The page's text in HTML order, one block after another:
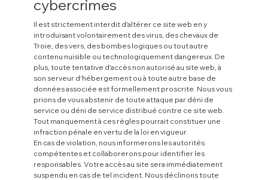
cybercrimes
Il est strictement interdit d'altérer ce site web en y
introduisant volontairement des virus, des chevaux de
Troie, des vers, des bombes logiques ou tout autre
contenu nuisible ou technologiquement dangereux. De
plus, toute tentative d'accès non autorisé au site web, à
son serveur d'hébergement ou à toute autre base de
données associée est formellement proscrite. Nous vous
prions de vous abstenir de toute attaque par déni de
service ou déni de service distribué contre ce site web.
Tout manquement à ces règles pourrait constituer une
infraction pénale en vertu de la loi en vigueur.
En cas de violation, nous informerons les autorités
compétentes et collaborerons pour identifier les
responsables. Votre accès au site sera immédiatement
suspendu en cas de tel incident. Nous déclinons toute